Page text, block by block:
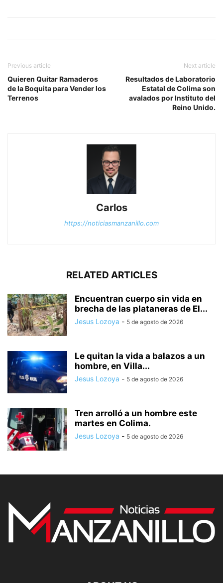
Previous article
Quieren Quitar Ramaderos
de la Boquita para Vender los
Terrenos
Next article
Resultados de Laboratorio
Estatal de Colima son
avalados por Instituto del
Reino Unido.
Carlos
https://noticiasmanzanillo.com
RELATED ARTICLES
Encuentran cuerpo sin vida en
brecha de las plataneras de El...
Jesus Lozoya - 5 de agosto de 2026
Le quitan la vida a balazos a un
hombre, en Villa...
Jesus Lozoya - 5 de agosto de 2026
Tren arrolló a un hombre este
martes en Colima.
Jesus Lozoya - 5 de agosto de 2026